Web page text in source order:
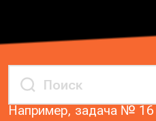
Например, задача № 16